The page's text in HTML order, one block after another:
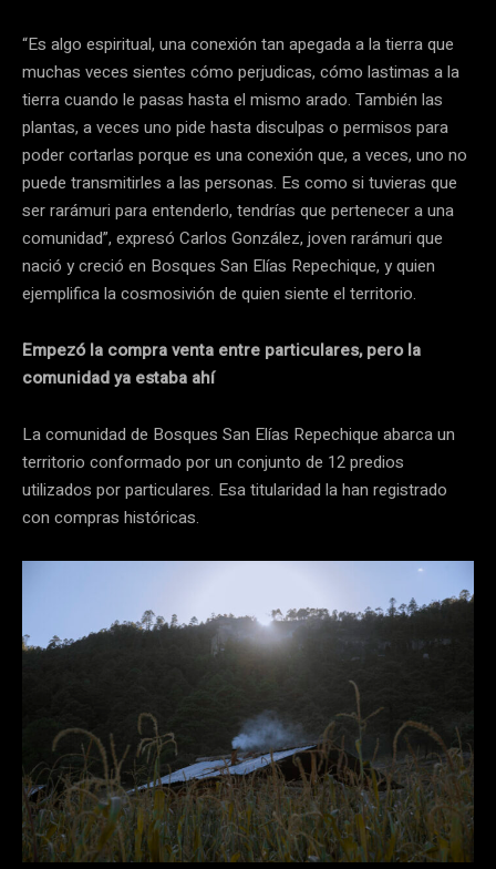
“Es algo espiritual, una conexión tan apegada a la tierra que
muchas veces sientes cómo perjudicas, cómo lastimas a la
tierra cuando le pasas hasta el mismo arado. También las
plantas, a veces uno pide hasta disculpas o permisos para
poder cortarlas porque es una conexión que, a veces, uno no
puede transmitirles a las personas. Es como si tuvieras que
ser rarámuri para entenderlo, tendrías que pertenecer a una
comunidad”, expresó Carlos González, joven rarámuri que
nació y creció en Bosques San Elías Repechique, y quien
ejemplifica la cosmosivión de quien siente el territorio.
Empezó la compra venta entre particulares, pero la
comunidad ya estaba ahí
La comunidad de Bosques San Elías Repechique abarca un
territorio conformado por un conjunto de 12 predios
utilizados por particulares. Esa titularidad la han registrado
con compras históricas.